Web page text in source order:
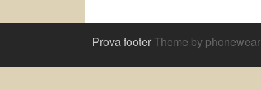
Prova footerTheme by phonewear